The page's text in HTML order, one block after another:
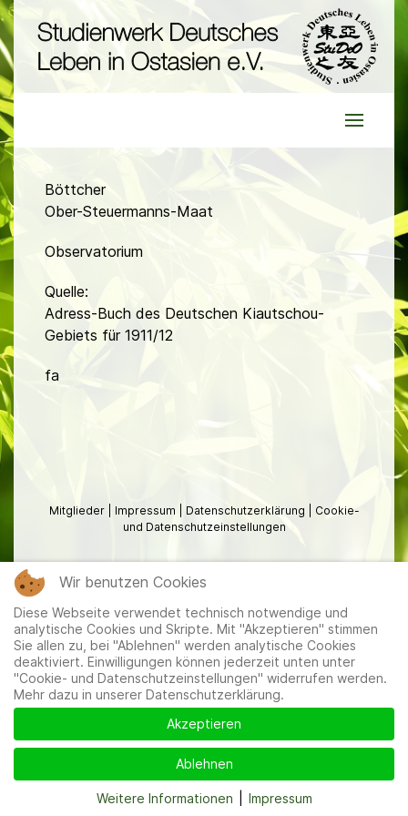
Böttcher
Ober-Steuermanns-Maat
Observatorium
Quelle:
Adress-Buch des Deutschen Kiautschou-
Gebiets für 1911/12
fa
Mitglieder Impressum Datenschutzerklärung
Cookie-
und Datenschutzeinstellungen
Wir benutzen Cookies
Diese Webseite verwendet technisch notwendige und
analytische Cookies und Skripte. Mit "Akzeptieren" stimmen
Sie allen zu, bei "Ablehnen" werden analytische Cookies
deaktiviert. Einwilligungen können jederzeit unten unter
"Cookie- und Datenschutzeinstellungen" widerrufen werden.
Mehr dazu in unserer Datenschutzerklärung.
Akzeptieren
Ablehnen
Weitere Informationen Impressum